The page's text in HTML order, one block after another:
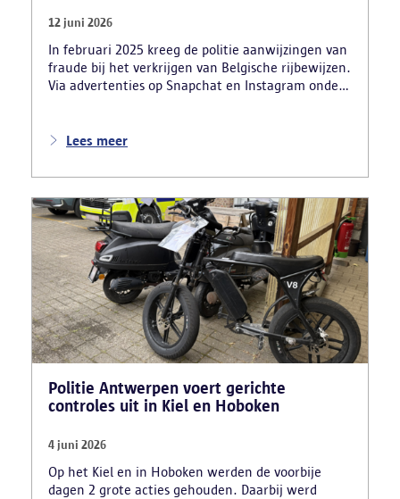
12 juni 2026
In februari 2025 kreeg de politie aanwijzingen van
fraude bij het verkrijgen van Belgische rijbewijzen.
Via advertenties op Snapchat en Instagram onder
aan. Daarnaast maakten zij reclame voor het
effectief lessen te volgen en voor fraude bij
bracht ook een rijschooldirecteur in beeld die
examenfraude organiseerde,
bekwaamheidsattesten afleverde zonder vereiste
opleiding en een vervalst uittreksel uit het
strafregister gebruikte.
Lees meer
Politie Antwerpen voert gerichte
controles uit in Kiel en Hoboken
4 juni 2026
Op het Kiel en in Hoboken werden de voorbije
dagen 2 grote acties gehouden. Daarbij werd